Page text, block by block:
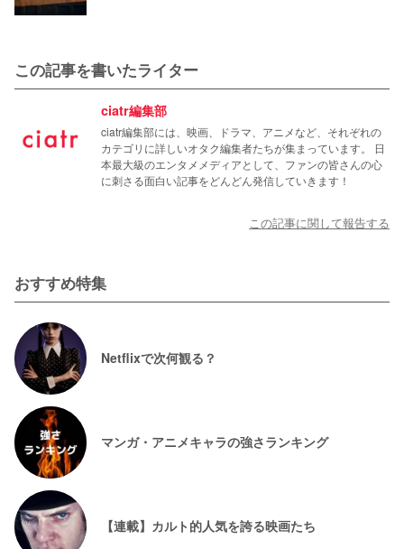
この記事を書いたライター
ciatr編集部
ciatr編集部には、映画、ドラマ、アニメなど、それぞれの
カテゴリに詳しいオタク編集者たちが集まっています。 日
本最大級のエンタメメディアとして、ファンの皆さんの心
に刺さる面白い記事をどんどん発信していきます！
この記事に関して報告する
おすすめ特集
Netflixで次何観る？
マンガ・アニメキャラの強さランキング
【連載】カルト的人気を誇る映画たち